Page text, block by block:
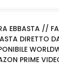
EBBASTA //
DIRETTO
PRIME